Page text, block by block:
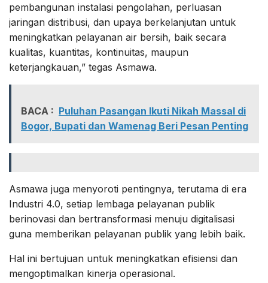
pembangunan instalasi pengolahan, perluasan
jaringan distribusi, dan upaya berkelanjutan untuk
meningkatkan pelayanan air bersih, baik secara
kualitas, kuantitas, kontinuitas, maupun
keterjangkauan,” tegas Asmawa.
BACA : Puluhan Pasangan Ikuti Nikah Massal di
Bogor, Bupati dan Wamenag Beri Pesan Penting
Asmawa juga menyoroti pentingnya, terutama di era
Industri 4.0, setiap lembaga pelayanan publik
berinovasi dan bertransformasi menuju digitalisasi
guna memberikan pelayanan publik yang lebih baik.
Hal ini bertujuan untuk meningkatkan efisiensi dan
mengoptimalkan kinerja operasional.